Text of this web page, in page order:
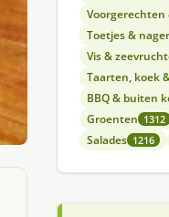
Voorgerechten
Toetjes &
Vis &
Taarten, koek
BBQ & buiten
Groenten 1312
Salades 1216